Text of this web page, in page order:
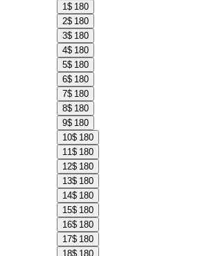
1$ 180
2$ 180
3$ 180
4$ 180
5$ 180
6$ 180
7$ 180
8$ 180
9$ 180
10$ 180
11$ 180
12$ 180
13$ 180
14$ 180
15$ 180
16$ 180
17$ 180
18$ 180